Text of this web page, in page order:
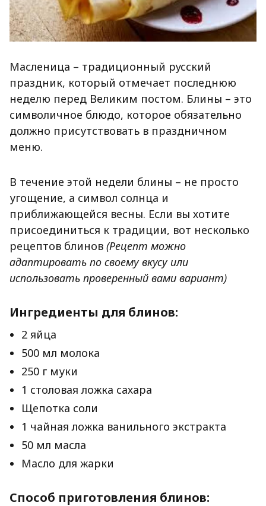
Масленица – традиционный русский
праздник, который отмечает последнюю
неделю перед Великим постом. Блины – это
символичное блюдо, которое обязательно
должно присутствовать в праздничном
меню.
В течение этой недели блины – не просто
угощение, а символ солнца и
приближающейся весны. Если вы хотите
присоединиться к традиции, вот несколько
рецептов блинов (Рецепт можно
адаптировать по своему вкусу или
использовать проверенный вами вариант)
Ингредиенты для блинов:
2 яйца
500 мл молока
250 г муки
1 столовая ложка сахара
Щепотка соли
1 чайная ложка ванильного экстракта
50 мл масла
Масло для жарки
Способ приготовления блинов: